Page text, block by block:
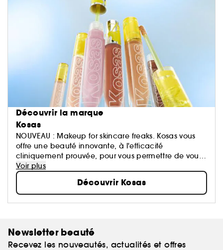
Découvrir la marque
Kosas
NOUVEAU : Makeup for skincare freaks. Kosas vous
offre une beauté innovante, à l'efficacité
cliniquement prouvée, pour vous permettre de vous
révéler, de vous exprimer et de vous sentir bien dans
votre peau.
Voir plus
Découvrir Kosas
Newsletter beauté
Recevez les nouveautés, actualités et offres